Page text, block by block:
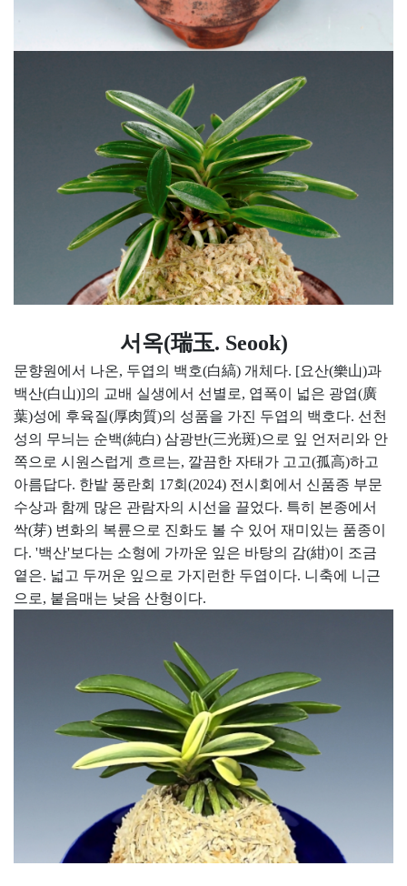
서옥(瑞玉. Seook)
문향원에서 나온, 두엽의 백호(白縞) 개체다. [요산(樂山)과
백산(白山)]의 교배 실생에서 선별로, 엽폭이 넓은 광엽(廣
葉)성에 후육질(厚肉質)의 성품을 가진 두엽의 백호다. 선천
성의 무늬는 순백(純白) 삼광반(三光斑)으로 잎 언저리와 안
쪽으로 시원스럽게 흐르는, 깔끔한 자태가 고고(孤高)하고
아름답다. 한밭 풍란회 17회(2024) 전시회에서 신품종 부문
수상과 함께 많은 관람자의 시선을 끌었다. 특히 본종에서
싹(芽) 변화의 복륜으로 진화도 볼 수 있어 재미있는 품종이
다. '백산'보다는 소형에 가까운 잎은 바탕의 감(紺)이 조금
옅은. 넓고 두꺼운 잎으로 가지런한 두엽이다. 니축에 니근
으로, 붙음매는 낮음 산형이다.